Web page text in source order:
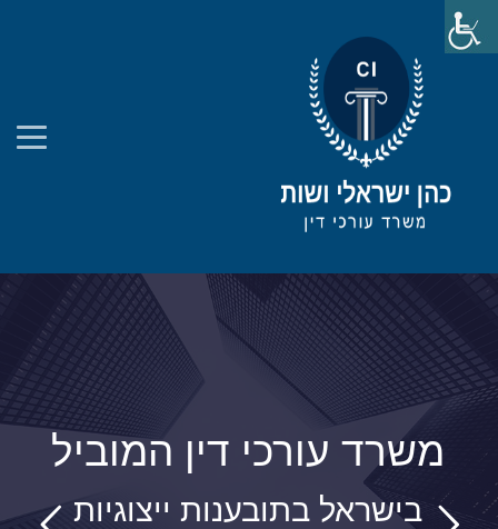
משרד עורכי דין המוביל
בישראל בתובענות ייצוגיות